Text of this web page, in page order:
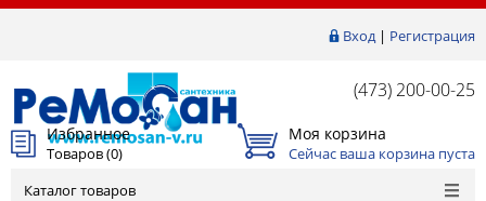
Вход| Регистрация
(473) 200-00-25
Избранное
Товаров (0)
Моя корзина
Сейчас ваша корзина пуста
Каталог товаров